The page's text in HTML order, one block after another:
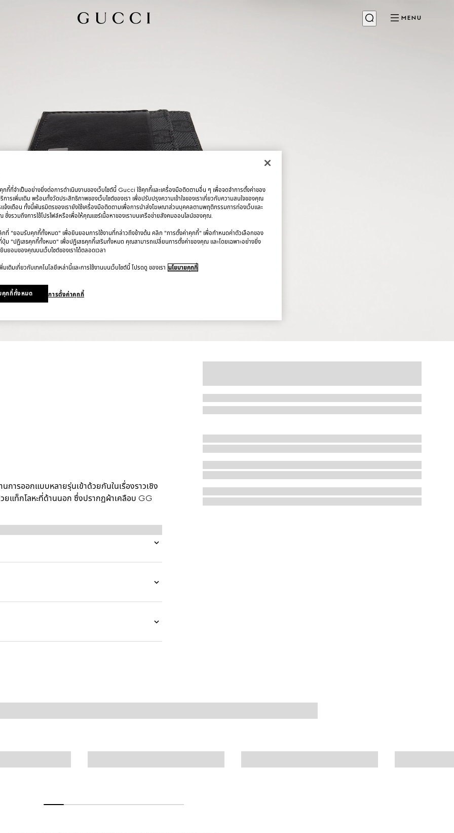
MENU
ารออกแบบหลายรุ่นเข้าด้วยกันในเรื่องราวเชิง
แท็กโลหะที่ด้านนอก ซึ่งปรากฏผ้าเคลือบ GG
กกี้ที่จำเป็นอย่างยิ่งต่อการดำเนินงานของเว็บไซต์นี้ Gucci ใช้คุกกี้และเครื่องมือติดตามอื่น ๆ เพื่อจดจำการตั้งค่าของ
การเพิ่มเติม พร้อมทั้งวัดประสิทธิภาพของเว็บไซต์ของเรา เพื่อปรับปรุงความเข้าใจของเราเกี่ยวกับความสนใจของคุณ
แจ้งเตือน ทั้งนี้พันธมิตรของเรายังใช้เครื่องมือติดตามเพื่อการนำส่งโฆษณาส่วนบุคคลตามพฤติกรรมการท่องเว็บและ
ซึ่งรวมถึงการใช้โปรไฟล์หรือเพื่อให้คุณแชร์เนื้อหาของเราบนเครือข่ายสังคมออนไลน์ของคุณ.
ที่ "ยอมรับคุกกี้ทั้งหมด" เพื่อยินยอมการใช้งานที่กล่าวถึงข้างต้น คลิก "การตั้งค่าคุกกี้" เพื่อกำหนดค่าตัวเลือกของ
ม "ปฏิเสธคุกกี้ทั้งหมด" เพื่อปฏิเสธคุกกี้เสริมทั้งหมด คุณสามารถเปลี่ยนการตั้งค่าของคุณ และโดยเฉพาะอย่างยิ่ง
นยอมของคุณบนเว็บไซต์ของเราได้ตลอดเวลา
เติมเกี่ยวกับเทคโนโลยีเหล่านี้และการใช้งานบนเว็บไซต์นี้ โปรดดู ของเรา นโยบายคุกกี้
การตั้งค่าคุกกี้
คุกกี้ทั้งหมด